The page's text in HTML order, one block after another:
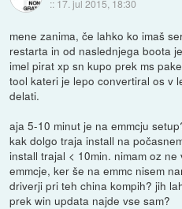
:: 17. jul 2015, 18:30
mene zanima, če lahko ko imaš
restarta in od naslednjega boota
imel pirat xp sn kupo prek ms
tool kateri je lepo convertiral os v
delati.
aja 5-10 minut je na emmcju
kak dolgo traja install na
install trajal < 10min. nimam oz
emmcje, ker še na emmc nisem
driverji pri teh china kompih? jih
prek win updata najde vse sam?